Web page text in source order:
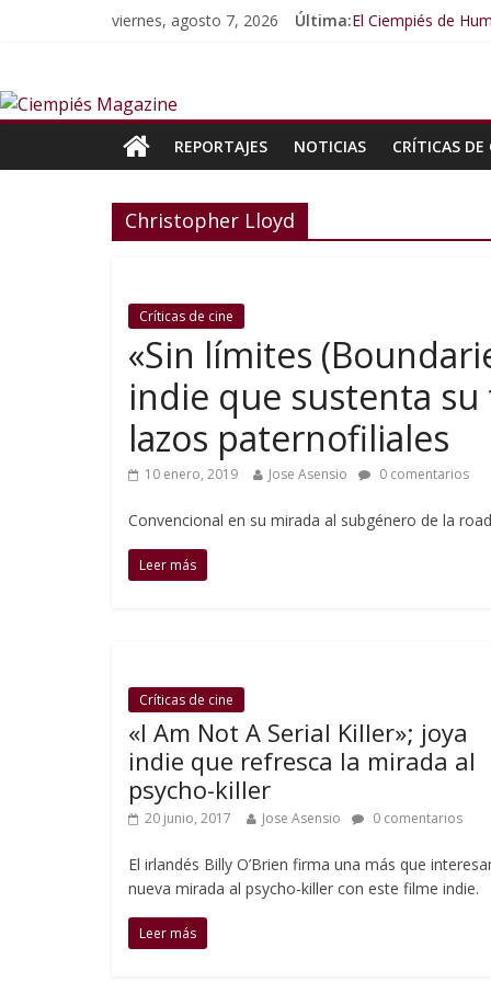
viernes, agosto 7, 2026 Última:El Ciempiés de
El Ciempiés de
REPORTAJES
NOTICIAS CRÍTICAS DE
Christopher Lloyd
Críticas de cine
«Sin límites
indie que sustenta
lazos paternofiliales
10 enero, 2019 Jose Asensio 0 comentarios
Convencional en su mirada al subgénero de la
Leer más
Críticas de cine
«I Am Not A Serial Killer»; joya
indie que refresca la mirada al
psycho-killer
20 junio, 2017 Jose Asensio 0 comentarios
El irlandés Billy O’Brien firma una más que
nueva mirada al psycho-killer con este filme indie.
Leer más